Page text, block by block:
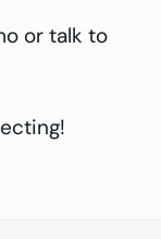
or talk to